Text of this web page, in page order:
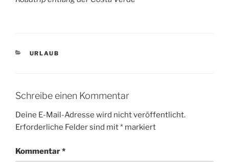
KATEGORIEN
URLAUB
Schreibe einen Kommentar
Deine E-Mail-Adresse wird nicht veröffentlicht.
Erforderliche Felder sind mit* markiert
Kommentar*